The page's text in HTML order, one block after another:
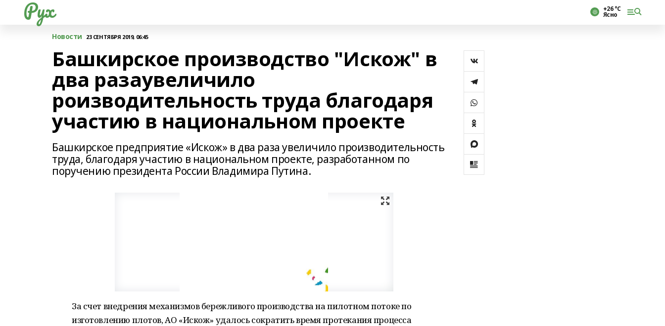
Рух +26 °С
Ясно
Новости 23 СЕНТЯБРЯ 2019, 06:45
Башкирское производство "Искож" в
два разаувеличило
роизводительность труда благодаря
участию в национальном проекте
Башкирское предприятие «Искож» в два раза увеличило производительность
труда, благодаря участию в национальном проекте, разработанном по
поручению президента России Владимира Путина.
За счет внедрения механизмов бережливого производства на пилотном потоке по
изготовлению плотов, АО «Искож» удалось сократить время протекания процесса